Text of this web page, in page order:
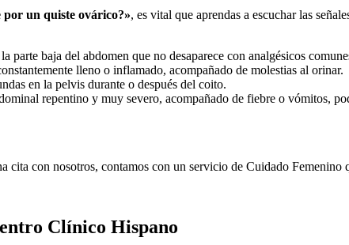
un quiste ovárico?», es vital que aprendas a escuchar las
parte baja del abdomen que no desaparece con analgésicos
lleno o inflamado, acompañado de molestias al orinar.
en la pelvis durante o después del coito.
repentino y muy severo, acompañado de fiebre o vómitos,
cita con nosotros, contamos con un servicio de Cuidado Femenino
Clínico Hispano